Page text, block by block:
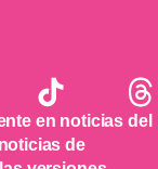
en noticias del
de